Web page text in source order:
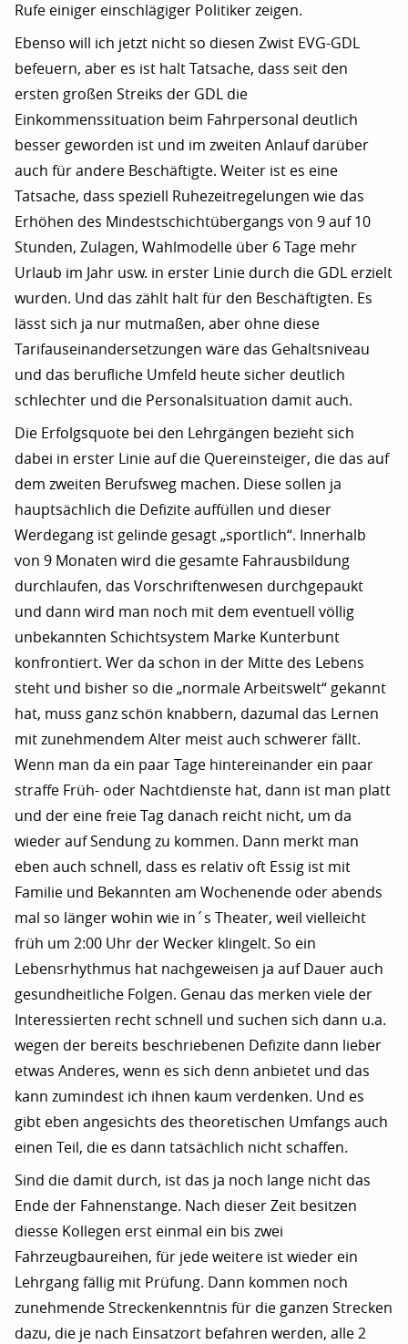
Rufe einiger einschlägiger Politiker zeigen.
Ebenso will ich jetzt nicht so diesen Zwist EVG-GDL
befeuern, aber es ist halt Tatsache, dass seit den
ersten großen Streiks der GDL die
Einkommenssituation beim Fahrpersonal deutlich
besser geworden ist und im zweiten Anlauf darüber
auch für andere Beschäftigte. Weiter ist es eine
Tatsache, dass speziell Ruhezeitregelungen wie das
Erhöhen des Mindestschichtübergangs von 9 auf 10
Stunden, Zulagen, Wahlmodelle über 6 Tage mehr
Urlaub im Jahr usw. in erster Linie durch die GDL erzielt
wurden. Und das zählt halt für den Beschäftigten. Es
lässt sich ja nur mutmaßen, aber ohne diese
Tarifauseinandersetzungen wäre das Gehaltsniveau
und das berufliche Umfeld heute sicher deutlich
schlechter und die Personalsituation damit auch.
Die Erfolgsquote bei den Lehrgängen bezieht sich
dabei in erster Linie auf die Quereinsteiger, die das auf
dem zweiten Berufsweg machen. Diese sollen ja
hauptsächlich die Defizite auffüllen und dieser
Werdegang ist gelinde gesagt „sportlich“. Innerhalb
von 9 Monaten wird die gesamte Fahrausbildung
durchlaufen, das Vorschriftenwesen durchgepaukt
und dann wird man noch mit dem eventuell völlig
unbekannten Schichtsystem Marke Kunterbunt
konfrontiert. Wer da schon in der Mitte des Lebens
steht und bisher so die „normale Arbeitswelt“ gekannt
hat, muss ganz schön knabbern, dazumal das Lernen
mit zunehmendem Alter meist auch schwerer fällt.
Wenn man da ein paar Tage hintereinander ein paar
straffe Früh- oder Nachtdienste hat, dann ist man platt
und der eine freie Tag danach reicht nicht, um da
wieder auf Sendung zu kommen. Dann merkt man
eben auch schnell, dass es relativ oft Essig ist mit
Familie und Bekannten am Wochenende oder abends
mal so länger wohin wie in´s Theater, weil vielleicht
früh um 2:00 Uhr der Wecker klingelt. So ein
Lebensrhythmus hat nachgeweisen ja auf Dauer auch
gesundheitliche Folgen. Genau das merken viele der
Interessierten recht schnell und suchen sich dann u.a.
wegen der bereits beschriebenen Defizite dann lieber
etwas Anderes, wenn es sich denn anbietet und das
kann zumindest ich ihnen kaum verdenken. Und es
gibt eben angesichts des theoretischen Umfangs auch
einen Teil, die es dann tatsächlich nicht schaffen.
Sind die damit durch, ist das ja noch lange nicht das
Ende der Fahnenstange. Nach dieser Zeit besitzen
diesse Kollegen erst einmal ein bis zwei
Fahrzeugbaureihen, für jede weitere ist wieder ein
Lehrgang fällig mit Prüfung. Dann kommen noch
zunehmende Streckenkenntnis für die ganzen Strecken
dazu, die je nach Einsatzort befahren werden, alle 2